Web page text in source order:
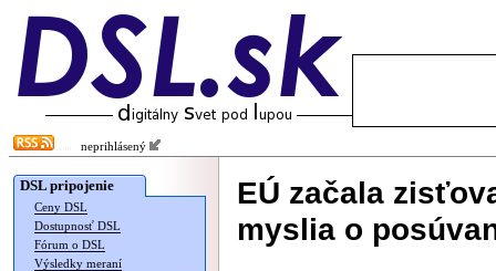
neprihlásený
DSL pripojenie
Ceny DSL
Dostupnosť DSL
Fórum o DSL
Výsledky meraní
EÚ začala
myslia o